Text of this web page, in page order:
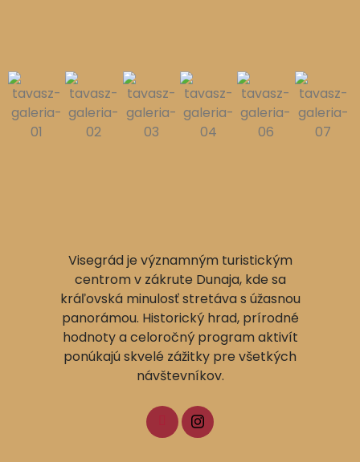
Visegrád je významným turistickým
centrom v zákrute Dunaja, kde sa
kráľovská minulosť stretáva s úžasnou
panorámou. Historický hrad, prírodné
hodnoty a celoročný program aktivít
ponúkajú skvelé zážitky pre všetkých
návštevníkov.